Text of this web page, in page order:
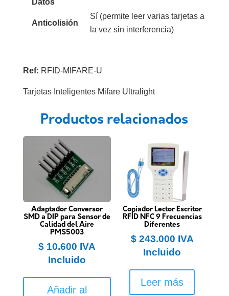
Datos
Anticolisión
Sí (permite leer varias tarjetas a
la vez sin interferencia)
Ref: RFID-MIFARE-U
Tarjetas Inteligentes Mifare Ultralight
Productos relacionados
Adaptador Conversor
SMD a DIP para Sensor de
Calidad del Aire
PMS5003
$10.600 IVA
Incluido
Añadir al
Copiador Lector Escritor
RFID NFC 9 Frecuencias
Diferentes
$243.000 IVA
Incluido
Leer más